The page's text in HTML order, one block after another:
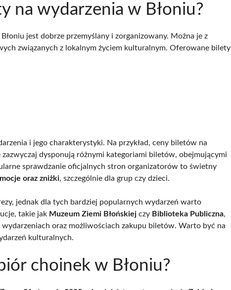
na wydarzenia w Błoniu?
jest dobrze przemyślany i zorganizowany. Można je z
związanych z lokalnym życiem kulturalnym. Oferowane bilety
i jego charakterystyki. Na przykład, ceny biletów na
zazwyczaj dysponują różnymi kategoriami biletów, obejmującymi
sprawdzanie oficjalnych stron organizatorów to świetny
oraz zniżki, szczególnie dla grup czy dzieci.
jednak dla tych bardziej popularnych wydarzeń warto
takie jak Muzeum Ziemi Błońskiej czy Biblioteka Publiczna,
oraz możliwościach zakupu biletów. Warto być na
kulturalnych.
choinek w Błoniu?